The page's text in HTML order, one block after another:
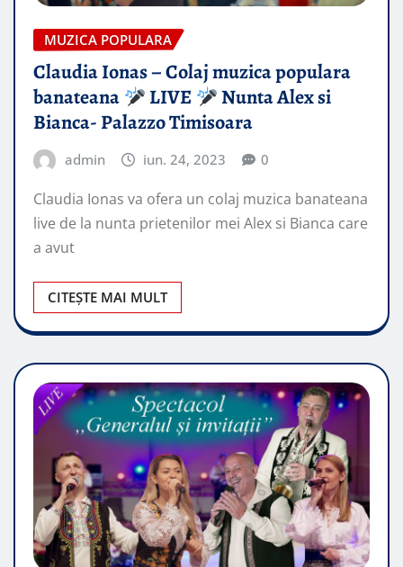
MUZICA POPULARA
Claudia Ionas – Colaj muzica populara
banateana
LIVE
Nunta Alex si
Bianca- Palazzo Timisoara
admin iun. 24, 2023 0
Claudia Ionas va ofera un colaj muzica banateana
live de la nunta prietenilor mei Alex si Bianca care
a avut
CITEȘTE MAI MULT